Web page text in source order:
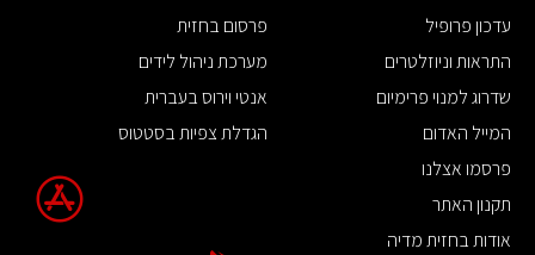
עדכון פרופיל
התראות וניוזלטרים
שדרוג למנוי פרימיום
המייל האדום
פרסמו אצלנו
תקנון האתר
אודות בחזית מדיה
פרסום בחזית
מערכת ניהול לידים
אנטי וירוס בעברית
הגדלת צפיות בסטטוס